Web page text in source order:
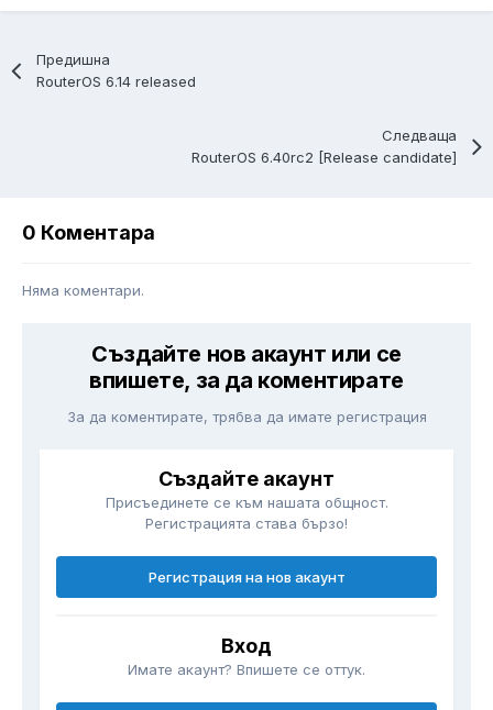
Предишна
RouterOS 6.14 released
Следваща
RouterOS 6.40rc2 [Release candidate]
0 Коментара
Няма коментари.
Създайте нов акаунт или се
впишете, за да коментирате
За да коментирате, трябва да имате регистрация
Създайте акаунт
Присъединете се към нашата общност.
Регистрацията става бързо!
Регистрация на нов акаунт
Вход
Имате акаунт? Впишете се оттук.